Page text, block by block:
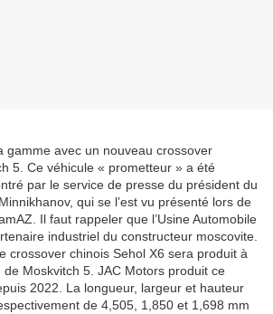
gamme avec un nouveau crossover
5. Ce véhicule « prometteur » a été
par le service de presse du président du
qui se l’est vu présenté lors de
Il faut rappeler que l’Usine Automobile
industriel du constructeur moscovite.
crossover chinois Sehol X6 sera produit à
Moskvitch 5. JAC Motors produit ce
2022. La longueur, largeur et hauteur
de 4,505, 1,850 et 1,698 mm